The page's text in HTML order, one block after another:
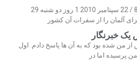
چهارشنبه 31 شهریور 89 / 22 سپتامبر 2010 1 روز دو شنبه 29
آلمان را از سفرات آن کشور
خبرنگار
من شده بود که به آن ها پاسخ دادم. اول
پرسیده اما در